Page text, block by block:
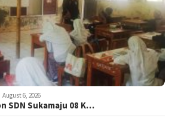
August 6, 2026
SDN Sukamaju 08 K…